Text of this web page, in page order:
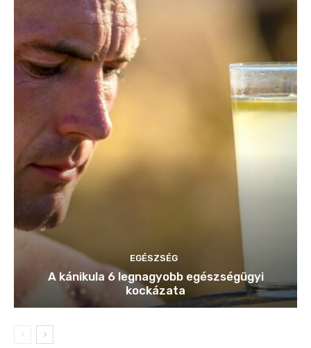
EGÉSZSÉG
A kánikula 6 legnagyobb egészségügyi
kockázata